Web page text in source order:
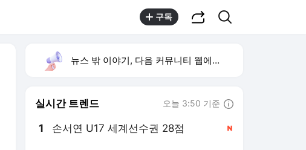
구독
뉴스 밖 이야기, 다음 커뮤니티 웹에서 보기
실시간 트렌드 오늘 3:50 기준
1 손서연 U17 세계선수권 28점